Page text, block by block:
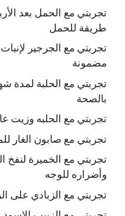
تجربتي مع الحمل بعد
طريقة للحمل
تجربتي مع الجرجير
مضمونة
تجربتي مع الحلبة لمدة
بالصحة
تجربتي مع الحلبه وزيت
تجربتي مع صابون الغار
تجربتي مع الخميرة لنفخ
وأضراره للوجه
تجربتي مع الزبادي على